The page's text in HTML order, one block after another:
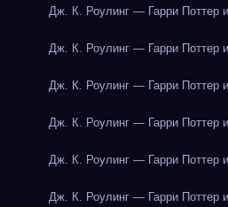
Дж. К. Роулинг — Гарри Поттер
Дж. К. Роулинг — Гарри Поттер
Дж. К. Роулинг — Гарри Поттер
Дж. К. Роулинг — Гарри Поттер
Дж. К. Роулинг — Гарри Поттер
Дж. К. Роулинг — Гарри Поттер